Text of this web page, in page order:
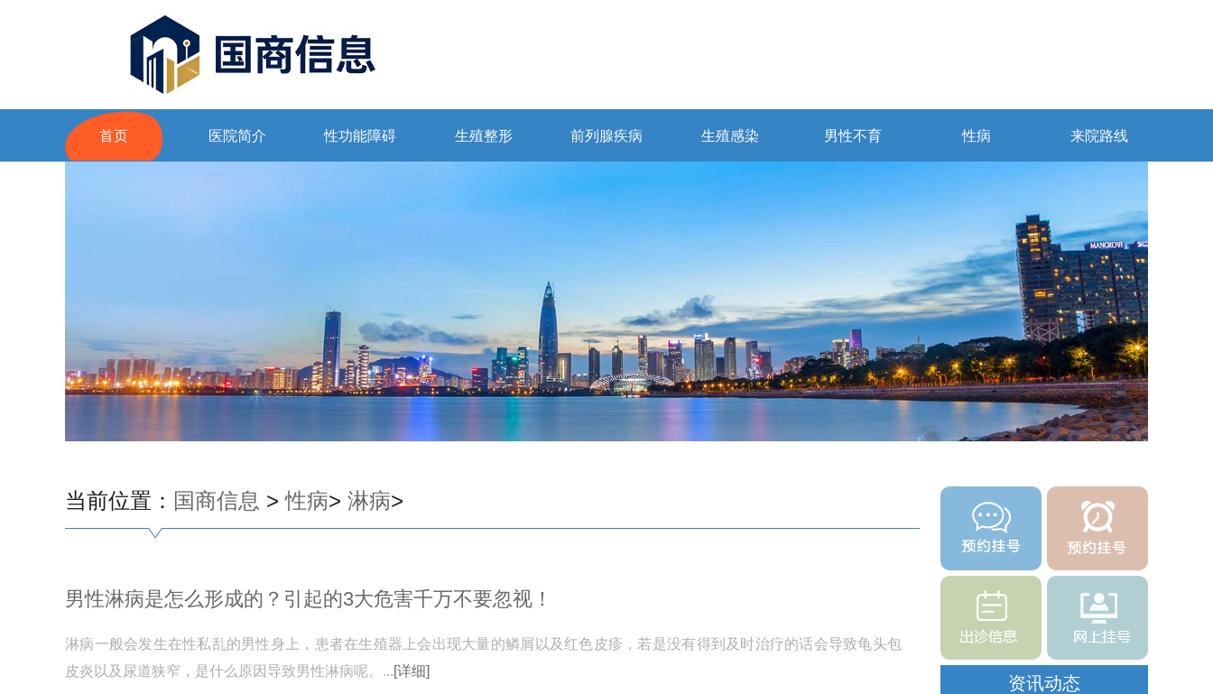
首页 医院简介 性功能障碍 生殖整形 前列腺疾病 生殖感染 男性不育 性病 来院路线
当前位置： 国商信息 >性病> 淋病>
男性淋病是怎么形成的？引起的3大危害千万不要忽视！
淋病一般会发生在性私乱的男性身上，患者在生殖器上会出现大量的鳞屑以及红色皮疹，若是没有得到及时治疗的话会导致龟头包
皮炎以及尿道狭窄，是什么原因导致男性淋病呢。...[详细]
资讯动态